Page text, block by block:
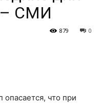
– СМИ
0
879
что при